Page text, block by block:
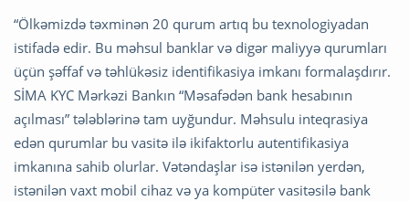
“Ölkəmizdə təxminən 20 qurum artıq bu texnologiyadan
istifadə edir. Bu məhsul banklar və digər maliyyə qurumları
üçün şəffaf və təhlükəsiz identifikasiya imkanı formalaşdırır.
SİMA KYC Mərkəzi Bankın “Məsafədən bank hesabının
açılması” tələblərinə tam uyğundur. Məhsulu inteqrasiya
edən qurumlar bu vasitə ilə ikifaktorlu autentifikasiya
imkanına sahib olurlar. Vətəndaşlar isə istənilən yerdən,
istənilən vaxt mobil cihaz və ya kompüter vasitəsilə bank